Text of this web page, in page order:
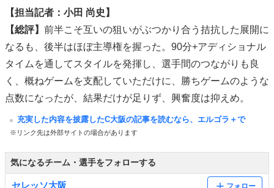
【担当記者：小田 尚史】
【総評】 前半こそ互いの狙いがぶつかり合う拮抗した展開に
なるも、後半はほぼ主導権を握った。90分+アディショナル
タイムを通してスタイルを発揮し、選手間のつながりも良
く、概ねゲームを支配していただけに、勝ちゲームのような
点数になったが、結果だけが足りず、興奮度は抑えめ。
充実した内容を披露したC大阪の記事を読むなら、エルゴラ＋で
※リンク先は外部サイトの場合があります
気になるチーム・選手をフォローする
セレッソ大阪 フォロー